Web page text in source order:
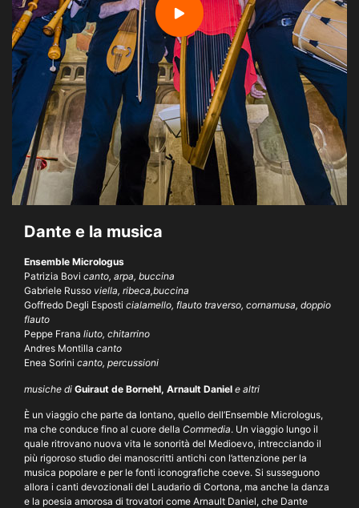
Dante e la musica
Ensemble Micrologus
Patrizia Bovi canto, arpa, buccina
Gabriele Russo viella, ribeca,buccina
Goffredo Degli Esposti cialamello, flauto traverso, cornamusa, doppio
flauto
Peppe Frana liuto, chitarrino
Andres Montilla canto
Enea Sorini canto, percussioni
musiche di Guiraut de Bornehl, Arnault Daniel e altri
È un viaggio che parte da lontano, quello dell’Ensemble Micrologus,
ma che conduce fino al cuore della Commedia. Un viaggio lungo il
quale ritrovano nuova vita le sonorità del Medioevo, intrecciando il
più rigoroso studio dei manoscritti antichi con l’attenzione per la
musica popolare e per le fonti iconografiche coeve. Si susseguono
allora i canti devozionali del Laudario di Cortona, ma anche la danza
e la poesia amorosa di trovatori come Arnault Daniel, che Dante